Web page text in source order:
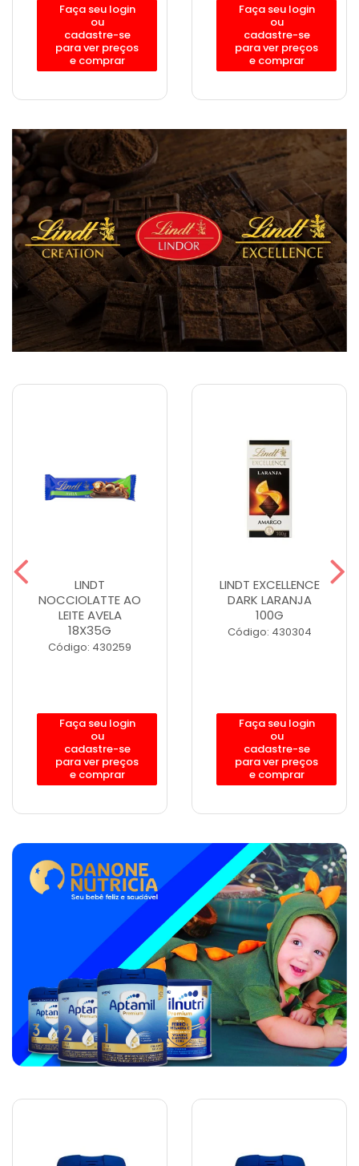
Faça seu login
ou
cadastre-se
para ver preços
e comprar
Faça seu login
ou
cadastre-se
para ver preços
e comprar
LINDT
NOCCIOLATTE AO
LEITE AVELA
18X35G
Código: 430259
Faça seu login
ou
cadastre-se
para ver preços
e comprar
LINDT EXCELLENCE
DARK LARANJA
100G
Código: 430304
Faça seu login
ou
cadastre-se
para ver preços
e comprar